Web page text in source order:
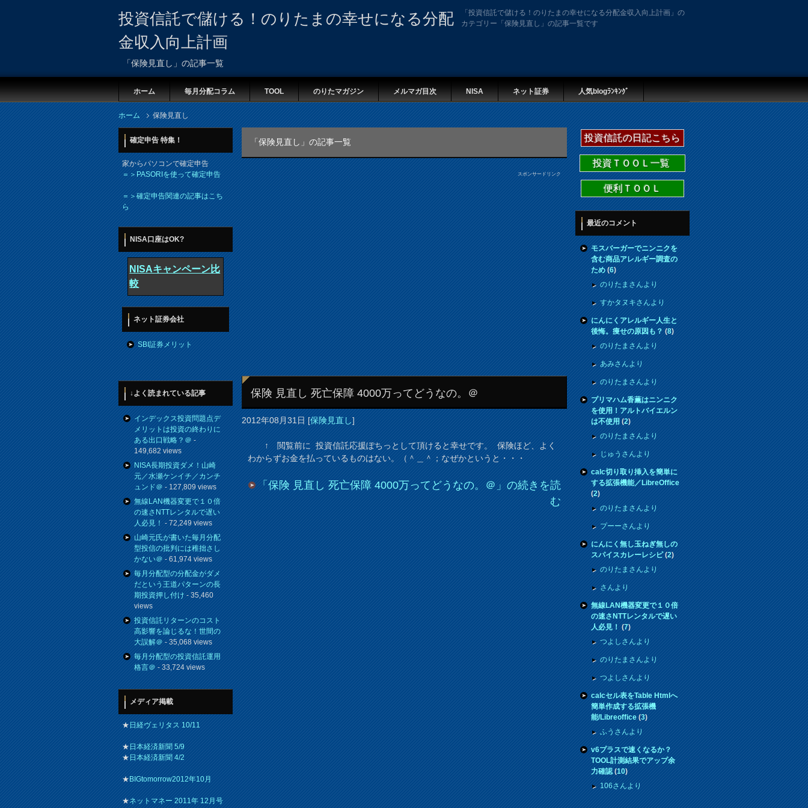
投資信託で儲ける！のりたまの幸せになる分配
金収入向上計画
「保険見直し」の記事一覧
「投資信託で儲ける！のりたまの幸せになる分配金収入向上計画」の
カテゴリー「保険見直し」の記事一覧です
ホーム 毎月分配コラム TOOL のりたマガジン メルマガ目次 NISA ネット証券 人気blogﾗﾝｷﾝｸﾞ
ホーム 保険見直し
「保険見直し」の記事一覧
スポンサードリンク
保険 見直し 死亡保障 4000万ってどうなの。＠
2012年08月31日[保険見直し]
↑ 閲覧前に 投資信託応援ぽちっとして頂けると幸せです。 保険ほど、よく
わからずお金を払っているものはない。（＾＿＾；なぜかというと・・・
「保険 見直し 死亡保障 4000万ってどうなの。＠」の続きを読
む
確定申告 特集！
家からパソコンで確定申告
＝＞PASORIを使って確定申告
＝＞確定申告関連の記事はこち
ら
NISA口座はOK?
NISAキャンペーン比
較
ネット証券会社
SBI証券メリット
↓よく読まれている記事
インデックス投資問題点デ
メリットは投資の終わりに
ある出口戦略？＠-
149,682 views
NISA長期投資ダメ！山崎
元／水瀬ケンイチ／カンチ
ュンド＠- 127,809 views
無線LAN機器変更で１０倍
の速さNTTレンタルで遅い
人必見！- 72,249 views
山崎元氏が書いた毎月分配
型投信の批判には稚拙さし
かない＠- 61,974 views
毎月分配型の分配金がダメ
だという王道パターンの長
期投資押し付け- 35,460
views
投資信託リターンのコスト
高影響を論じるな！世間の
大誤解＠- 35,068 views
毎月分配型の投資信託運用
格言＠- 33,724 views
メディア掲載
★日経ヴェリタス 10/11
★日本経済新聞 5/9
★日本経済新聞 4/2
★BIGtomorrow2012年10月
★ネットマネー 2011年 12月号
投資信託の日記こちら
投資ＴＯＯＬ一覧
便利ＴＯＯＬ
最近のコメント
モスバーガーでニンニクを
含む商品アレルギー調査の
ため(6)
のりたまさんより
すかタヌキさんより
にんにくアレルギー人生と
後悔。痩せの原因も？(8)
のりたまさんより
あみさんより
のりたまさんより
プリマハム香薫はニンニク
を使用！アルトバイエルン
は不使用(2)
のりたまさんより
じゅうさんより
calc切り取り挿入を簡単に
する拡張機能／LibreOffice
(2)
のりたまさんより
プーーさんより
にんにく無し玉ねぎ無しの
スパイスカレーレシピ(2)
のりたまさんより
さんより
無線LAN機器変更で１０倍
の速さNTTレンタルで遅い
人必見！(7)
つよしさんより
のりたまさんより
つよしさんより
calcセル表をTable Htmlへ
簡単作成する拡張機
能/Libreoffice(3)
ふうさんより
v6プラスで速くなるか？
TOOL計測結果でアップ余
力確認(10)
106さんより